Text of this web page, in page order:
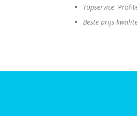
Topservice.
Beste prijs-